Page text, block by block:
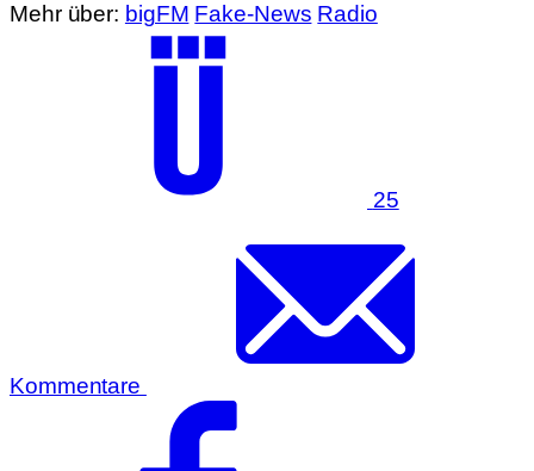
Mehr über: bigFM Fake-News Radio
25
Kommentare